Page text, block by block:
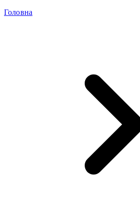
Головна